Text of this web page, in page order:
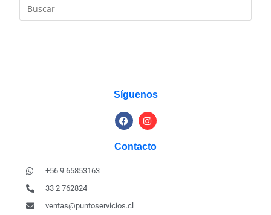
Síguenos
Contacto
+56 9 65853163
33 2 762824
ventas@puntoservicios.cl